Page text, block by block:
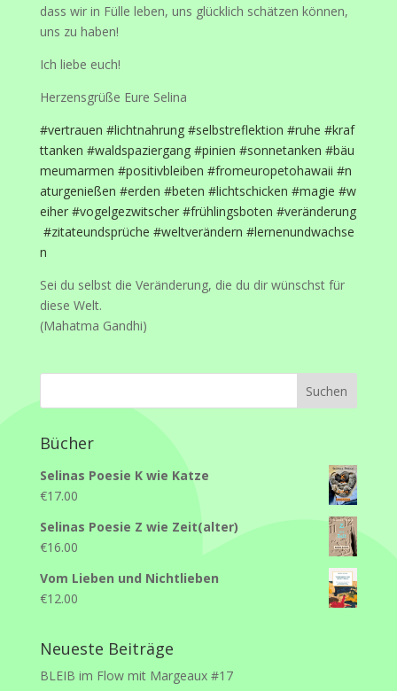
dass wir in Fülle leben, uns glücklich schätzen können,
uns zu haben!
Ich liebe euch!
Herzensgrüße Eure Selina
#vertrauen #lichtnahrung #selbstreflektion #ruhe #kraf
ttanken #waldspaziergang #pinien #sonnetanken #bäu
meumarmen #positivbleiben #fromeuropetohawaii #n
aturgenießen #erden #beten #lichtschicken #magie #w
eiher #vogelgezwitscher #frühlingsboten #veränderung
#zitateundsprüche #weltverändern #lernenundwachse
n
Sei du selbst die Veränderung, die du dir wünschst für
diese Welt.
(Mahatma Gandhi)
Bücher
Selinas Poesie K wie Katze
€17.00
Selinas Poesie Z wie Zeit(alter)
€16.00
Vom Lieben und Nichtlieben
€12.00
Neueste Beiträge
BLEIB im Flow mit Margeaux #17